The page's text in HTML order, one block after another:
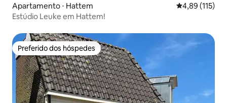
Apartamento ⋅ Hattem 4,89 de uma
4,89 (115)
Estúdio Leuke em Hattem!
Preferido dos hóspedes
Preferido dos hóspedes